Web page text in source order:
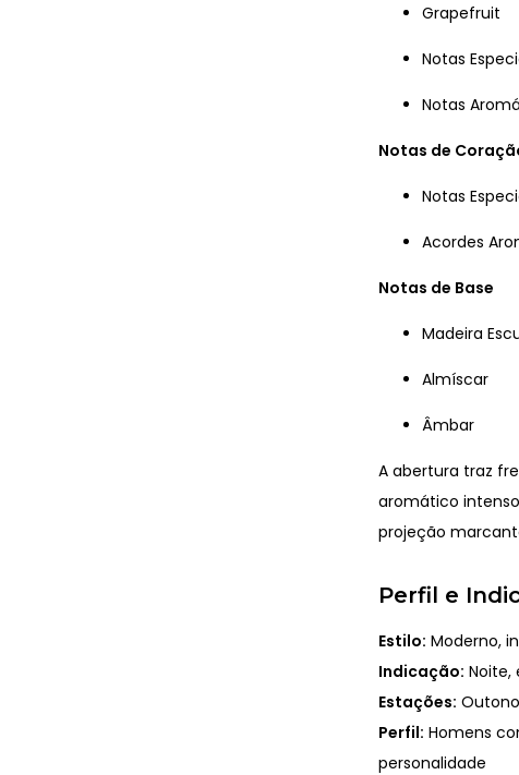
Grapefruit
Notas
Notas
Notas de
Notas
Acordes
Notas de Base
Madeira
Almíscar
Âmbar
A abertura traz
aromático
projeção
Perfil e
Estilo: Moderno,
Indicação: Noite,
Estações:
Perfil: Homens
personalidade